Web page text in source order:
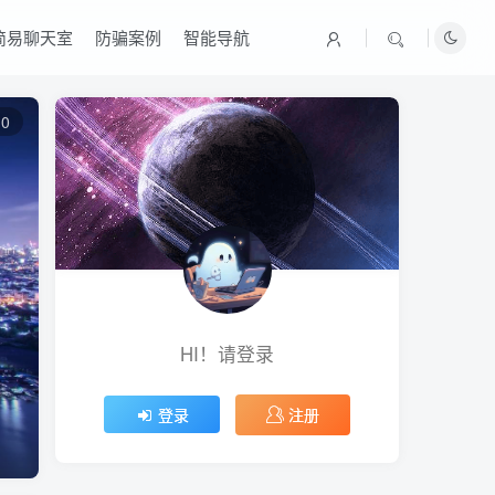
易聊天室 防骗案例 智能导航
0
HI！请登录
登录 注册